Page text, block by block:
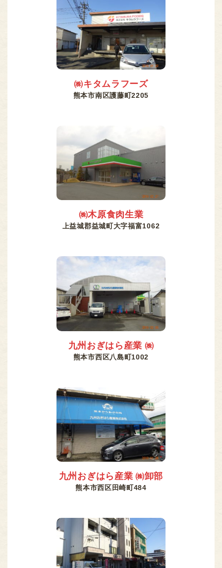
㈱キタムラフーズ
熊本市南区護藤町2205
㈱木原食肉生業
上益城郡益城町大字福富1062
九州おぎはら産業 ㈱
熊本市西区八島町1002
九州おぎはら産業 ㈱卸部
熊本市西区田崎町484